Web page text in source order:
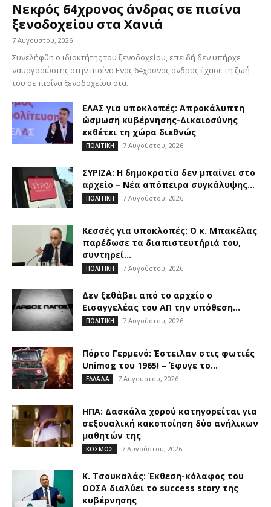
Νεκρός 64χρονος άνδρας σε πισίνα
ξενοδοχείου στα Χανιά
7 Αυγούστου, 2026
Συνελήφθη ο ιδιοκτήτης του ξενοδοχείου, επειδή δεν υπήρχε
ναυαγοσώστης στην πισίνα Ενας 64χρονος άνδρας έχασε τη ζωή
του σε πισίνα ξενοδοχείου στα...
ΕΛΑΣ για υποκλοπές: Απροκάλυπτη
ώσμωση κυβέρνησης-Δικαιοσύνης
εκθέτει τη χώρα διεθνώς
ΠΟΛΙΤΙΚΗ 7 Αυγούστου, 2026
ΣΥΡΙΖΑ: Η δημοκρατία δεν μπαίνει στο
αρχείο – Νέα απόπειρα συγκάλυψης...
ΠΟΛΙΤΙΚΗ 7 Αυγούστου, 2026
Κεσσές για υποκλοπές: Ο κ. Μπακέλας
παρέδωσε τα διαπιστευτήριά του,
συντηρεί...
ΠΟΛΙΤΙΚΗ 7 Αυγούστου, 2026
Δεν ξεθάβει από το αρχείο ο
Εισαγγελέας του ΑΠ την υπόθεση...
ΠΟΛΙΤΙΚΗ 7 Αυγούστου, 2026
Πόρτο Γερμενό: Έστειλαν στις φωτιές
Unimog του 1965! – Έφυγε το...
ΕΛΛΑΔΑ 7 Αυγούστου, 2026
ΗΠΑ: Δασκάλα χορού κατηγορείται για
σεξουαλική κακοποίηση δύο ανήλικων
μαθητών της
ΚΟΣΜΟΣ 7 Αυγούστου, 2026
Κ. Τσουκαλάς: Έκθεση-κόλαφος του
ΟΟΣΑ διαλύει το success story της
κυβέρνησης